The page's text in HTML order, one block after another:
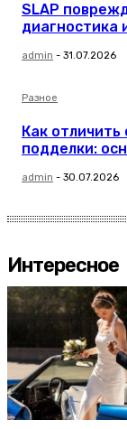
SLAP
диагностика
admin - 31.07.2026
Разное
Как отличить
подделки:
admin - 30.07.2026
Интересное